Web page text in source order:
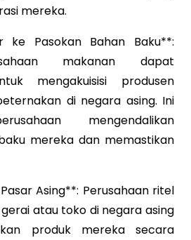
mereka.
ke Pasokan Bahan Baku**:
makanan dapat
mengakuisisi produsen
di negara asing. Ini
mengendalikan
mereka dan memastikan
Asing**: Perusahaan ritel
atau toko di negara asing
produk mereka secara